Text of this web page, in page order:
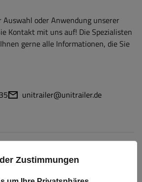
Auswahl oder Anwendung unserer
Kontakt mit uns auf! Die Spezialisten
gerne alle Informationen, die Sie
unitrailer@unitrailer.de
Zustimmungen